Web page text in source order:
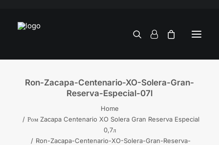
Ron-Zacapa-Centenario-XO-Solera-Gran-
Reserva-Especial-07l
Home
Ром Zacapa Centenario XO Solera Gran Reserva Especial
0,7л
Ron-Zacapa-Centenario-XO-Solera-Gran-Reserva-